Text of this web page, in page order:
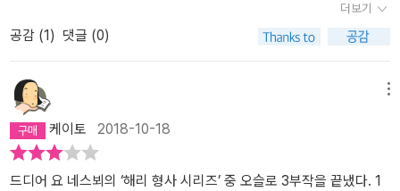
의 동선과 동일한 것을 알았어. 프라하에서 일하는데, 5일마다오슬로
에 방문을 했다는 거야. 그런데 그 날들이 정확하게 살인사건이 발생
했던 날과 동일했고, 이번에도 그날 저녁 때 오기로 했던 거야. 베아테
뢴은 지원 요청을했고, 전화를 받은 톰 볼레르는 혼자 지원을 갔어.기
숙사에서는 해리가 기숙사 벽에 그려진 별 모양을 보게 되었어. 그리
고마리우스란 청년이 20일 전에 여행을 가고 없다는 것을 알게 되었
어.20일 전… 그러니까 첫번째 살인 사건이 있던 날 5일전…. 아, 그
래, 첫번째희생자로 알랐던 카밀라의 사라진 손가락은 두번째 손가
들어 준 <박쥐>로 북유럽 최고의 문학상인 '유리 열쇠상'을 받았다.
추리소설을 좋아하는 독자라면 '요 네스뵈'의 소설을 시간날 때마다
한 권씩 읽어나가는 재미도 있을 듯 싶다.
이아몬드 반지와 함께 배달된다. '어떻게'가 아니라 '왜'가 중요한 사
건. 해리는 직감적으로 긴장한다. 바바라 스벤센, 에바 마르바노바,
마리우스 벨란데빌스 스타란 펜타그램 모양의 다이아몬드, 5일 간격
으로 5층에 사는 사람을 겨냥한 살인이 이루어진다. 게다가 살인이
일어난 시각이 5시로 일치를 보인다.전편에 이어 두드러지는 또 하나
의 인물은 바로 톰 볼레르이다. 아직 해결되지 않는 엘렌 옐텐 사건과
깊은 연관성을 보이는 유능한 사격수이면서, 차기 경정 후보인 톰 볼
레르에 대한 의문을 품고 괴로워하는 해리는 그러나 이번에도 볼레르
청남에도 한번 읽기 시작하면 책을 놓을 수가 없더라구요.데빌스 스
타가 새로 나왔길래 바로 읽기 시작했네요.레드 브레스트나 네메시스
등은 약간 남성적인 분위기에 정치적인 느낌이 드는데 반해데빌스 스
타는 좀 더 아름답고 부드러운 느낌이 드는 내용이네요.전의 두권의
책을 읽으면 좀 더 이해가 되겠지만, 굳이 읽지 않았어도 충분히 재미
가 있어요.오슬로의 형사 해리 홀레. 지난책에서 연인도 놓치고 직장
동료도 잃고 알콜중독으로 빠지게 됩니다.그런데 오슬로의 휴가기간
에 일어난 살인사건에 배치할 형사가 없자, 유능한 형사인 톰과해리
더보기
공감 (1 ) 댓글 (0)
케이토 2018-10-18
드디어 요 네스뵈의 ‘해리 형사 시리즈’ 중 오슬로 3부작을 끝냈다. 1